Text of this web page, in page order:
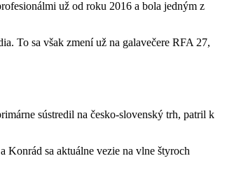
už od roku 2016 a bola jedným z
To sa však zmení už na galavečere RFA 27,
sústredil na česko-slovenský trh, patril k
sa aktuálne vezie na vlne štyroch